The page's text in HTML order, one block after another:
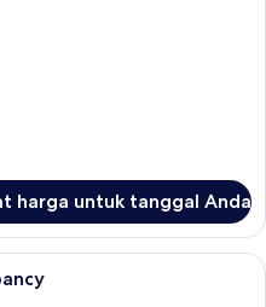
harga untuk tanggal Anda
Busa memori, meja kerja, dan ruang